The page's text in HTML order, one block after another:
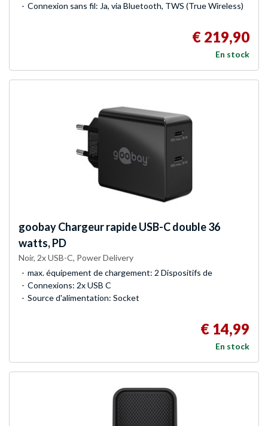
Connexion sans fil: Ja, via Bluetooth, TWS (True Wireless)
€ 219,90
En stock
goobayChargeur rapide USB-C double 36
watts, PD
Noir, 2x USB-C, Power Delivery
max. équipement de chargement: 2 Dispositifs de
Connexions: 2x USB C
Source d'alimentation: Socket
€ 14,99
En stock